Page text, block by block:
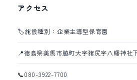
アクセス
🏷️施設種別：企業主導型保育園
📍徳島県美馬市脇町大字猪尻字八幡神社
📞080-3922-7700